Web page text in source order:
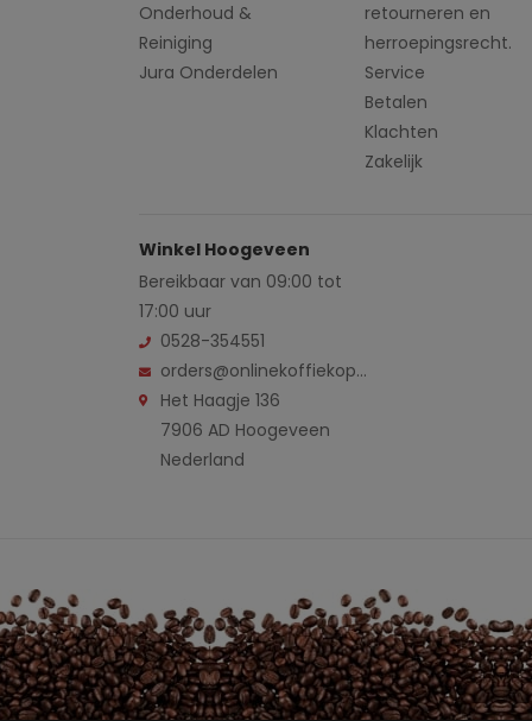
Onderhoud &
Reiniging
Jura Onderdelen
retourneren en
herroepingsrecht.
Service
Betalen
Klachten
Zakelijk
Winkel Hoogeveen
Bereikbaar van 09:00 tot
17:00 uur
0528-354551
orders@onlinekoffiekopen.nl
Het Haagje 136
7906 AD Hoogeveen
Nederland